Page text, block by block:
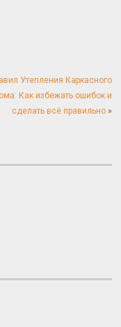
Утепления Каркасного
Как избежать ошибок и
сделать всё правильно»